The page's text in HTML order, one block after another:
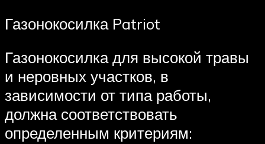
Газонокосилка Patriot
Газонокосилка для высокой травы
и неровных участков, в
зависимости от типа работы,
должна соответствовать
определенным критериям: